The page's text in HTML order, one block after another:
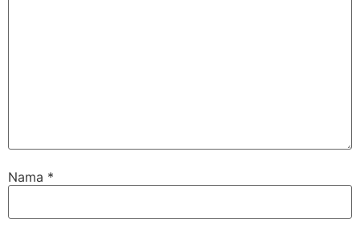
Nama *